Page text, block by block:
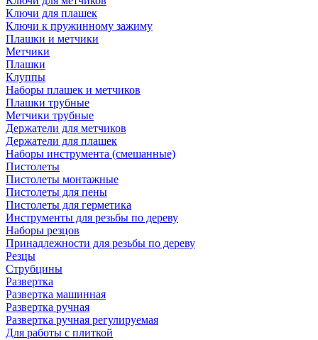
Ключи для плашек
Ключи к пружинному зажиму
Плашки и метчики
Метчики
Плашки
Клуппы
Наборы плашек и метчиков
Плашки трубные
Метчики трубные
Держатели для метчиков
Держатели для плашек
Наборы инструмента (смешанные)
Пистолеты
Пистолеты монтажные
Пистолеты для пены
Пистолеты для герметика
Инструменты для резьбы по дереву
Наборы резцов
Принадлежности для резьбы по дереву
Резцы
Струбцины
Развертка
Развертка машинная
Развертка ручная
Развертка ручная регулируемая
Для работы с плиткой